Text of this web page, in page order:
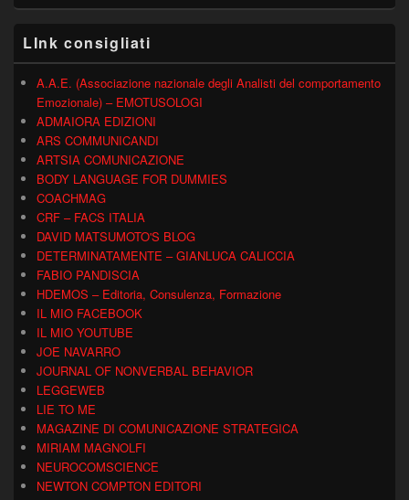
LInk consigliati
A.A.E. (Associazione nazionale degli Analisti del comportamento
Emozionale) – EMOTUSOLOGI
ADMAIORA EDIZIONI
ARS COMMUNICANDI
ARTSIA COMUNICAZIONE
BODY LANGUAGE FOR DUMMIES
COACHMAG
CRF – FACS ITALIA
DAVID MATSUMOTO'S BLOG
DETERMINATAMENTE – GIANLUCA CALICCIA
FABIO PANDISCIA
HDEMOS – Editoria, Consulenza, Formazione
IL MIO FACEBOOK
IL MIO YOUTUBE
JOE NAVARRO
JOURNAL OF NONVERBAL BEHAVIOR
LEGGEWEB
LIE TO ME
MAGAZINE DI COMUNICAZIONE STRATEGICA
MIRIAM MAGNOLFI
NEUROCOMSCIENCE
NEWTON COMPTON EDITORI